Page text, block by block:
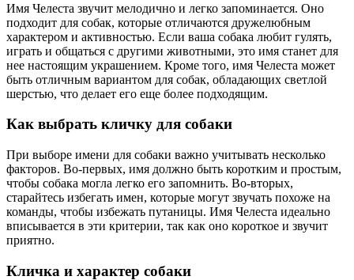
Имя Челеста звучит мелодично и легко запоминается. Оно
подходит для собак, которые отличаются дружелюбным
характером и активностью. Если ваша собака любит гулять,
играть и общаться с другими животными, это имя станет для
нее настоящим украшением. Кроме того, имя Челеста может
быть отличным вариантом для собак, обладающих светлой
шерстью, что делает его еще более подходящим.
Как выбрать кличку для собаки
При выборе имени для собаки важно учитывать несколько
факторов. Во-первых, имя должно быть коротким и простым,
чтобы собака могла легко его запомнить. Во-вторых,
старайтесь избегать имен, которые могут звучать похоже на
команды, чтобы избежать путаницы. Имя Челеста идеально
вписывается в эти критерии, так как оно короткое и звучит
приятно.
Кличка и характер собаки